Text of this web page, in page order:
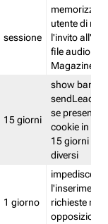
sessione
memorizza
utente di
l'invito
file audio del
Magazine
15 giorni
show banner
sendLead
se presenti
cookie in un
15 giorni e
diversi
1 giorno
impedisce
l'inserimento
richieste
opposizione